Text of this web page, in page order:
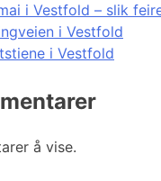
i Vestfold – slik
i Vestfold
i Vestfold
å vise.